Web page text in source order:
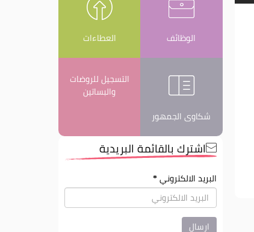
الوظائف العطاءات
شكاوى الجمهور
التسجيل للروضات
والبساتين
اشترك بالقائمة البريدية
البريد الالكتروني*